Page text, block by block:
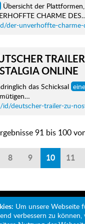
Übersicht der
CHARME
der-unverhoffte-charme-
ONLINE
das Schicksal eine
id/deutscher-trailer-zu-
91 bis 100
8 9 10 11
Um unsere Webseite
verbessern zu